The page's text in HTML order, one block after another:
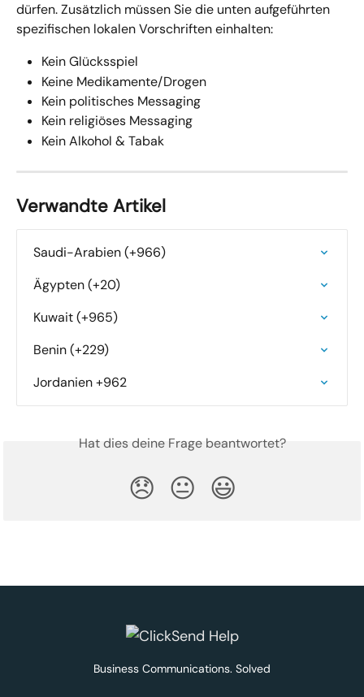
dürfen. Zusätzlich müssen Sie die unten aufgeführten
spezifischen lokalen Vorschriften einhalten:
Kein Glücksspiel
Keine Medikamente/Drogen
Kein politisches Messaging
Kein religiöses Messaging
Kein Alkohol & Tabak
Verwandte Artikel
Saudi-Arabien (+966)
Ägypten (+20)
Kuwait (+965)
Benin (+229)
Jordanien +962
Hat dies deine Frage beantwortet?
😞 😐 😃
Business Communications. Solved